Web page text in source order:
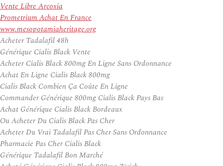
Vente Libre Arcoxia
Prometrium Achat En France
www.mesopotamiaheritage.org
Acheter Tadalafil 48h
Générique Cialis Black Vente
Acheter Cialis Black 800mg En Ligne Sans Ordonnance
Achat En Ligne Cialis Black 800mg
Cialis Black Combien Ça Coûte En Ligne
Commander Générique 800mg Cialis Black Pays Bas
Achat Générique Cialis Black Bordeaux
Ou Acheter Du Cialis Black Pas Cher
Acheter Du Vrai Tadalafil Pas Cher Sans Ordonnance
Pharmacie Pas Cher Cialis Black
Générique Tadalafil Bon Marché